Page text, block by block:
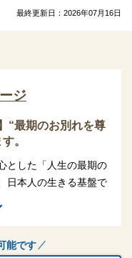
最終更新日： 2026年07月16日
ジ
“最期のお別れを尊
。
とした「人生の最期の
日本人の生きる基盤で
養し慰霊する文化、家
う価値をお届けいたし
能です